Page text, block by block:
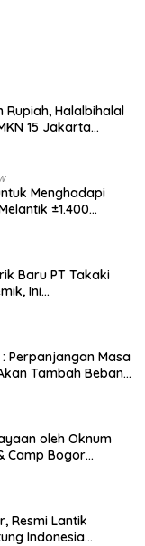
Halalbihalal
15 Jakarta
Menghadapi
±1.400
Baru PT Takaki
Ini
Perpanjangan Masa
Tambah Beban
oleh Oknum
Camp Bogor
Resmi Lantik
Indonesia